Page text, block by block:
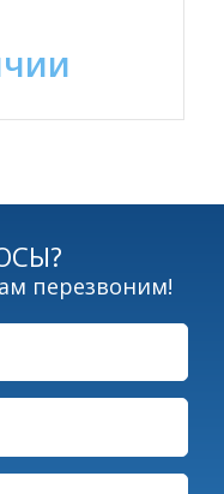
перезвоним!